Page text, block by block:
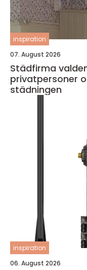
inspiration
07. August 2026
Städfirma
privatpersoner
städningen
inspiration
06. August 2026